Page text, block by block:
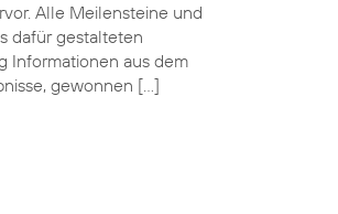
Alle Meilensteine und
dafür gestalteten
Informationen aus dem
gewonnen […]